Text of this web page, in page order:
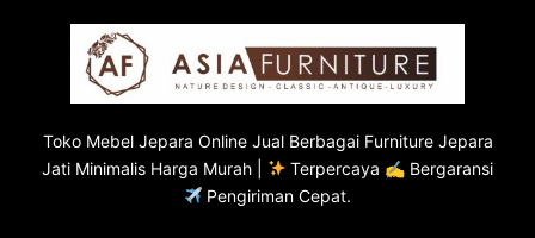
Toko Mebel Jepara Online Jual Berbagai Furniture Jepara
Jati Minimalis Harga Murah |
Terpercaya ✍ Bergaransi
Pengiriman Cepat.